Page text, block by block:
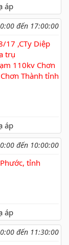
áp
đến 17:00:00
17 ,CTy Diệp
trụ
110kv Chơn
Thành tỉnh
áp
đến 10:00:00
tỉnh
áp
đến 11:30:00